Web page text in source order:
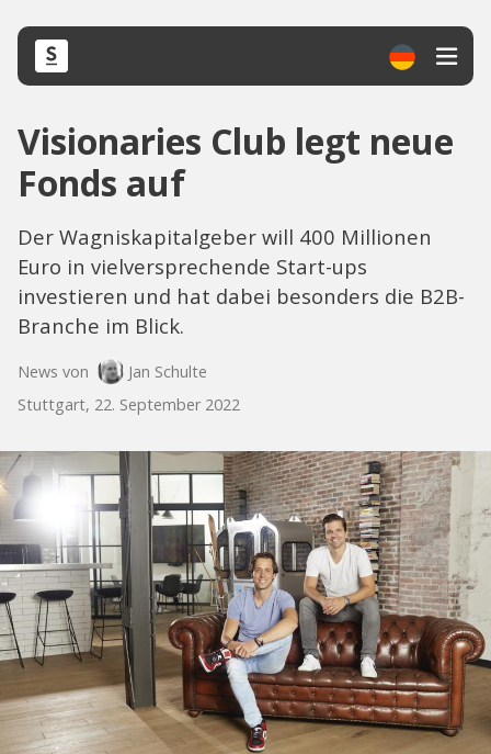
Visionaries Club legt neue
Fonds auf
Der Wagniskapitalgeber will 400 Millionen
Euro in vielversprechende Start-ups
investieren und hat dabei besonders die B2B-
Branche im Blick.
News von
Jan Schulte
Stuttgart, 22. September 2022